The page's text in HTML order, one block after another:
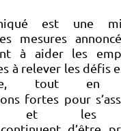
est une
mesures
à aider les
à relever les défis
tout en
fortes pour
et les